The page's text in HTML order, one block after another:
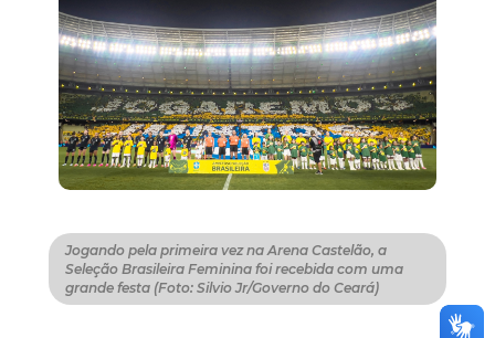
Jogando pela primeira vez na Arena Castelão, a
Seleção Brasileira Feminina foi recebida com uma
grande festa (Foto: Silvio Jr/Governo do Ceará)